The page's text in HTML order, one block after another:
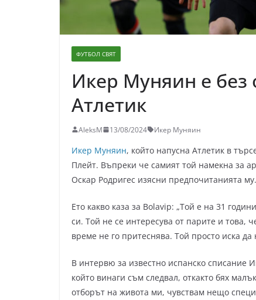
ФУТБОЛ СВЯТ
Икер Муняин е без
Атлетик
AleksM 13/08/2024 Икер Муняин
Икер Муняин, който напусна Атлетик в
Плейт. Въпреки че самият той намекна за
Оскар Родригес изясни предпочитанията му.
Ето какво каза за Bolavip: „Той е на 31
си. Той не се интересува от парите и това,
време не го притеснява. Той просто иска
В интервю за известно испанско списание
който винаги съм следвал, откакто бях
отборът на живота ми, чувствам нещо